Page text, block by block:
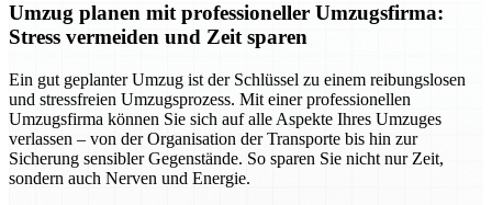
Umzug planen mit professioneller Umzugsfirma:
Stress vermeiden und Zeit sparen
Ein gut geplanter Umzug ist der Schlüssel zu einem reibungslosen
und stressfreien Umzugsprozess. Mit einer professionellen
Umzugsfirma können Sie sich auf alle Aspekte Ihres Umzuges
verlassen – von der Organisation der Transporte bis hin zur
Sicherung sensibler Gegenstände. So sparen Sie nicht nur Zeit,
sondern auch Nerven und Energie.